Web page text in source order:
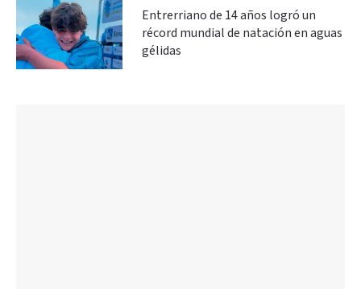
Entrerriano de 14 años logró un
récord mundial de natación en aguas
gélidas